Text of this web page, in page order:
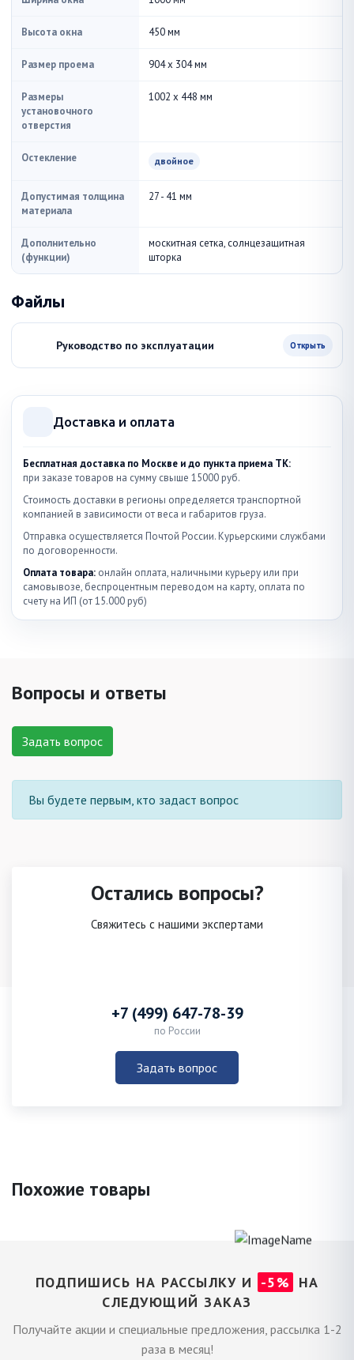
Высота окна 450 мм
Размер проема 904 x 304 мм
Размеры
установочного
отверстия
1002 x 448 мм
Остекление двойное
Допустимая толщина
материала
27 - 41 мм
Дополнительно
(функции)
москитная сетка, солнцезащитная
шторка
Файлы
Руководство по эксплуатации Открыть
Доставка и оплата
Бесплатная доставка по Москве и до пункта приема ТК:
при заказе товаров на сумму свыше 15000 руб.
Стоимость доставки в регионы определяется транспортной
компанией в зависимости от веса и габаритов груза.
Отправка осуществляется Почтой России. Курьерскими службами
по договоренности.
Оплата товара: онлайн оплата, наличными курьеру или при
самовывозе, беспроцентным переводом на карту, оплата по
счету на ИП (от 15.000 руб)
Вопросы и ответы
Задать вопрос
Вы будете первым, кто задаст вопрос
Остались вопросы?
Свяжитесь с нашими экспертами
+7 (499) 647-78-39
по России
Задать вопрос
Похожие товары
ПОДПИШИСЬ НА РАССЫЛКУ И -5%
НА
СЛЕДУЮЩИЙ ЗАКАЗ
Получайте акции и специальные предложения, рассылка 1-2
раза в месяц!